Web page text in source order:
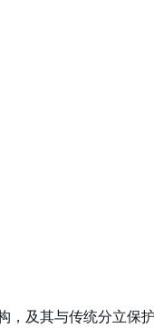
，及其与传统分立保